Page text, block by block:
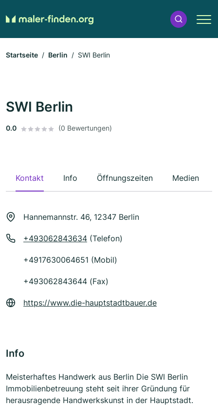
Startseite Berlin SWI Berlin
SWI Berlin
0.0 (0 Bewertungen)
Kontakt Info Öffnungszeiten Medien
Hannemannstr. 46, 12347 Berlin
+493062843634 (Telefon)
+4917630064651 (Mobil)
+493062843644 (Fax)
https://www.die-hauptstadtbauer.de
Info
Meisterhaftes Handwerk aus Berlin Die SWI Berlin
Immobilienbetreuung steht seit ihrer Gründung für
herausragende Handwerkskunst in der Hauptstadt.